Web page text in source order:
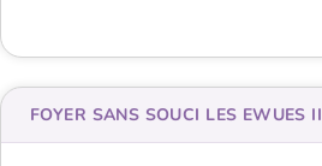
FOYER SANS SOUCI LES EWUES II